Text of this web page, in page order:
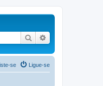
Pesquisar
Ligue-se
se